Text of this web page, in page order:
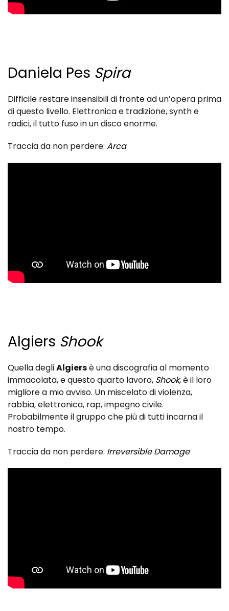
Daniela Pes Spira
Difficile restare insensibili di fronte ad un’opera prima
di questo livello. Elettronica e tradizione, synth e
radici, il tutto fuso in un disco enorme.
Traccia da non perdere: Arca
Algiers Shook
Quella degliAlgiersè una discografia al momento
immacolata, e questo quarto lavoro, Shook, è il loro
migliore a mio avviso. Un miscelato di violenza,
rabbia, elettronica, rap, impegno civile.
Probabilmente il gruppo che più di tutti incarna il
nostro tempo.
Traccia da non perdere: Irreversible Damage